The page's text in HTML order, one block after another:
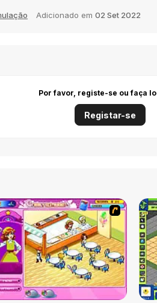
Adicionado em 02 Set 2022
Por favor, registe-se ou faça
Registar-se